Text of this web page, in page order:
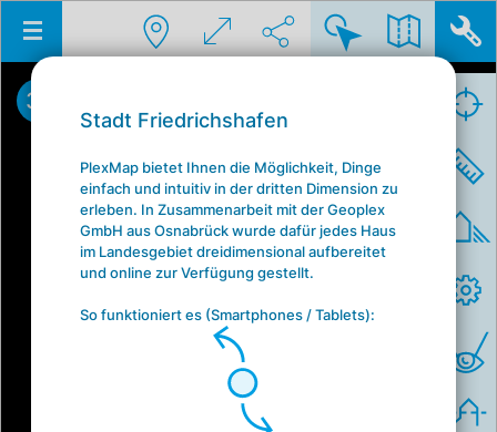
3D
Stadt Friedrichshafen
PlexMap bietet Ihnen die Möglichkeit, Dinge
einfach und intuitiv in der dritten Dimension zu
erleben. In Zusammenarbeit mit der Geoplex
GmbH aus Osnabrück wurde dafür jedes Haus
im Landesgebiet dreidimensional aufbereitet
und online zur Verfügung gestellt.
So funktioniert es (Smartphones / Tablets):